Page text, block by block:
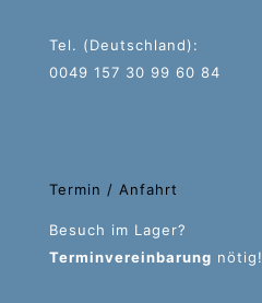
Tel. (Deutschland):
0049 157 30 99 60 84
Termin / Anfahrt
Besuch im Lager?
Terminvereinbarung nötig!